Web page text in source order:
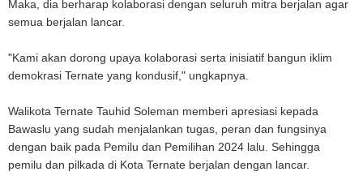
Maka, dia berharap kolaborasi dengan seluruh mitra berjalan agar
semua berjalan lancar.
"Kami akan dorong upaya kolaborasi serta inisiatif bangun iklim
demokrasi Ternate yang kondusif," ungkapnya.
Walikota Ternate Tauhid Soleman memberi apresiasi kepada
Bawaslu yang sudah menjalankan tugas, peran dan fungsinya
dengan baik pada Pemilu dan Pemilihan 2024 lalu. Sehingga
pemilu dan pilkada di Kota Ternate berjalan dengan lancar.